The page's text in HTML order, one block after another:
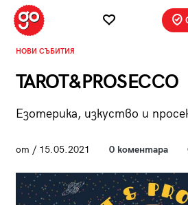
НОВИ СЪБИТИЯ
TAROT&PROSECCO
Езотерика, изкуство и
от / 15.05.2021 0 коментара